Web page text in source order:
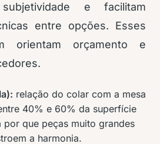
e facilitam
entre opções. Esses
orientam orçamento e
relação do colar com a mesa
40% e 60% da superfície
por que peças muito grandes
a harmonia.